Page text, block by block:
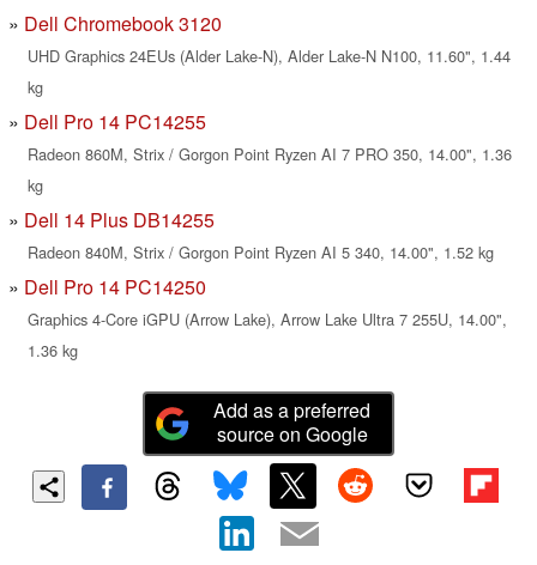
Dell Chromebook 3120
UHD Graphics 24EUs (Alder Lake-N), Alder Lake-N N100, 11.60", 1.44
kg
Dell Pro 14 PC14255
Radeon 860M, Strix / Gorgon Point Ryzen AI 7 PRO 350, 14.00", 1.36
kg
Dell 14 Plus DB14255
Radeon 840M, Strix / Gorgon Point Ryzen AI 5 340, 14.00", 1.52 kg
Dell Pro 14 PC14250
Graphics 4-Core iGPU (Arrow Lake), Arrow Lake Ultra 7 255U, 14.00",
1.36 kg
Add as a preferred
source on Google